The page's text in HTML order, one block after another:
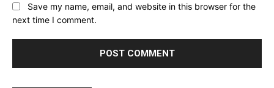
Save my name, email, and website in this browser for the
next time I comment.